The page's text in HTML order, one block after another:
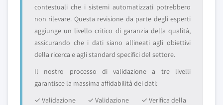
contestuali che i sistemi automatizzati potrebbero
non rilevare. Questa revisione da parte degli esperti
aggiunge un livello critico di garanzia della qualità,
assicurando che i dati siano allineati agli obiettivi
della ricerca e agli standard specifici del settore.
Il nostro processo di validazione a tre livelli
garantisce la massima affidabilità dei dati:
✓ Validazione
✓ Validazione
✓ Verifica della